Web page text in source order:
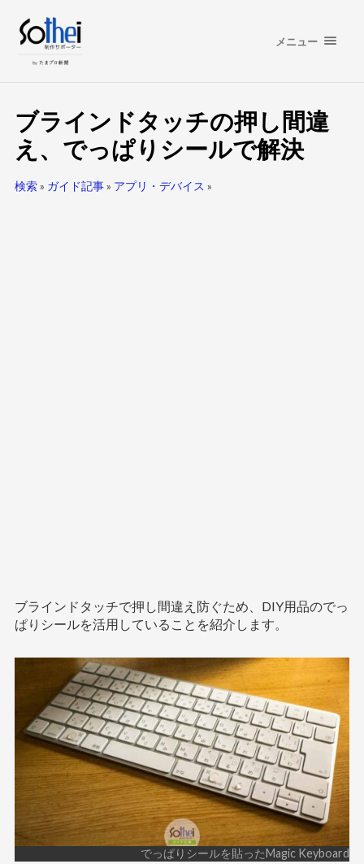
メニュー
ブラインドタッチの押し間違
え、でっぱりシールで解決
検索» ガイド記事» アプリ・デバイス »
ブラインドタッチで押し間違え防ぐため、DIY用品のでっ
ぱりシールを活用していることを紹介します。
でっぱりシールを貼ったMagic Keyboard